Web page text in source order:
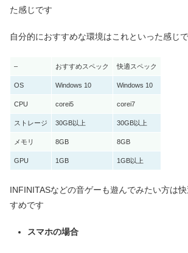
た感じです
自分的におすすめな環境はこれといった感じ
– おすすめスペック 快適スペック
OS Windows 10 Windows 10
CPU corei5 corei7
ストレージ 30GB以上 30GB以上
メモリ 8GB 8GB
GPU 1GB 1GB以上
INFINITASなどの音ゲーも遊んでみたい方は
すめです
スマホの場合